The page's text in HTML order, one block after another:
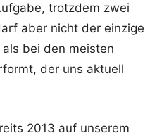
trotzdem zwei
aber nicht der einzige
bei den meisten
der uns aktuell
2013 auf unserem